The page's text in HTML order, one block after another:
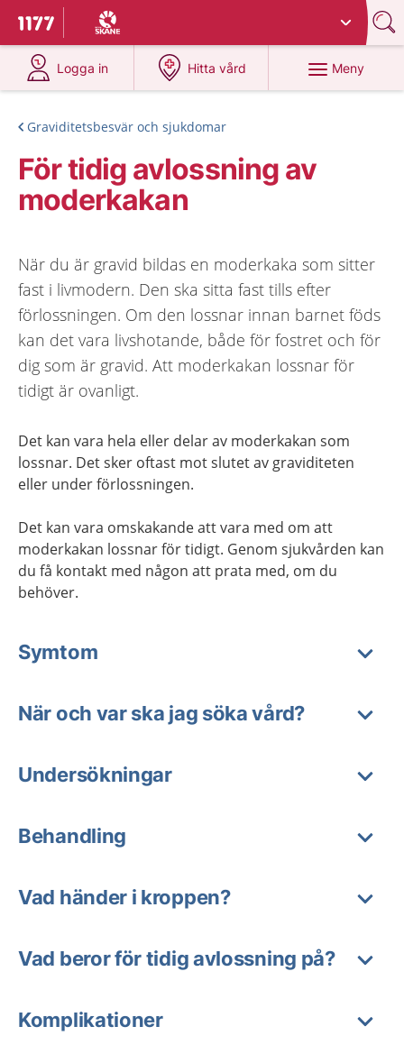
Till startsidan för 1177
Du har valt region
Logga in
på 1177.se
Hitta vård
på 1177.se
Meny
Graviditetsbesvär och sjukdomar
För tidig avlossning av
moderkakan
När du är gravid bildas en moderkaka som sitter
fast i livmodern. Den ska sitta fast tills efter
förlossningen. Om den lossnar innan barnet föds
kan det vara livshotande, både för fostret och för
dig som är gravid. Att moderkakan lossnar för
tidigt är ovanligt.
Det kan vara hela eller delar av moderkakan som
lossnar. Det sker oftast mot slutet av graviditeten
eller under förlossningen.
Det kan vara omskakande att vara med om att
moderkakan lossnar för tidigt. Genom sjukvården kan
du få kontakt med någon att prata med, om du
behöver.
Symtom
När och var ska jag söka vård?
Undersökningar
Behandling
Vad händer i kroppen?
Vad beror för tidig avlossning på?
Komplikationer